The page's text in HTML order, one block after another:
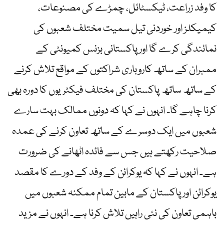
کا وفد زراعت، ٹیکسٹائل، چمڑے کی مصنوعات،
کیمیکلز اور خوردنی تیل سمیت مختلف شعبوں کی
نمائندگی کرے گا اور پاکستانی بزنس کمیونٹی کے
ممبران کے ساتھ کاروباری شراکتوں کے مواقع تلاش کرنے
کے ساتھ ساتھ پاکستان کی مختلف فیکٹریوں کا دورہ بھی
کرنا چاہے گا۔ انہوں نے کہا کہ دونوں ممالک بہت سارے
شعبوں میں ایک دوسرے کے ساتھ تعاون کرنے کی عمدہ
صلاحیت رکھتے ہیں جس سے فائدہ اٹھانے کی ضرورت
ہے۔ انہوں نے کہا کہ یوکرائن کے وفد کے دورے کا مقصد
یوکرائن اور پاکستان کے مابین تمام ممکنہ شعبوں میں
باہمی تعاون کی نئی راہیں تلاش کرنا ہے۔ انہوں نے مزید